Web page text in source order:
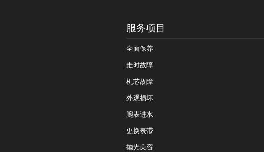
服务项目
全面保养
走时故障
机芯故障
外观损坏
腕表进水
更换表带
抛光美容